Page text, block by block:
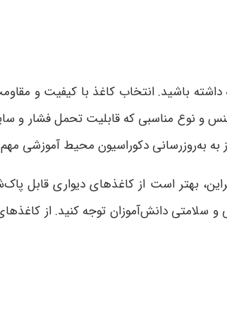
داشته باشید. انتخاب کاغذ با کیفیت و
جنس و نوع مناسبی که قابلیت تحمل فشار و
به به‌روزرسانی دکوراسیون محیط آموزشی
بهتر است از کاغذهای دیواری قابل
دانش‌آموزان توجه کنید. از